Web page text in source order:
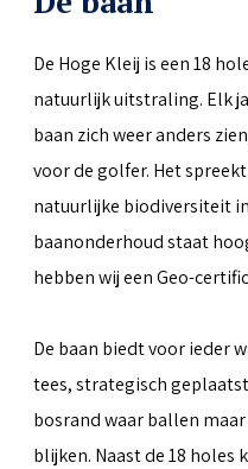
De Hoge Kleij is een 18
natuurlijk uitstraling. Elk
baan zich weer anders
voor de golfer. Het
natuurlijke biodiversiteit
baanonderhoud staat
hebben wij een Geo-
De baan biedt voor ieder
tees, strategisch
bosrand waar ballen
blijken. Naast de 18 holes